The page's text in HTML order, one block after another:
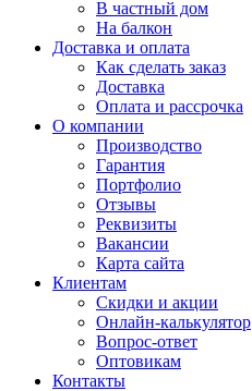
В частный дом
На балкон
Доставка и оплата
Как сделать заказ
Доставка
Оплата и рассрочка
О компании
Производство
Гарантия
Портфолио
Отзывы
Реквизиты
Вакансии
Карта сайта
Клиентам
Скидки и акции
Онлайн-калькулятор
Вопрос-ответ
Оптовикам
Контакты